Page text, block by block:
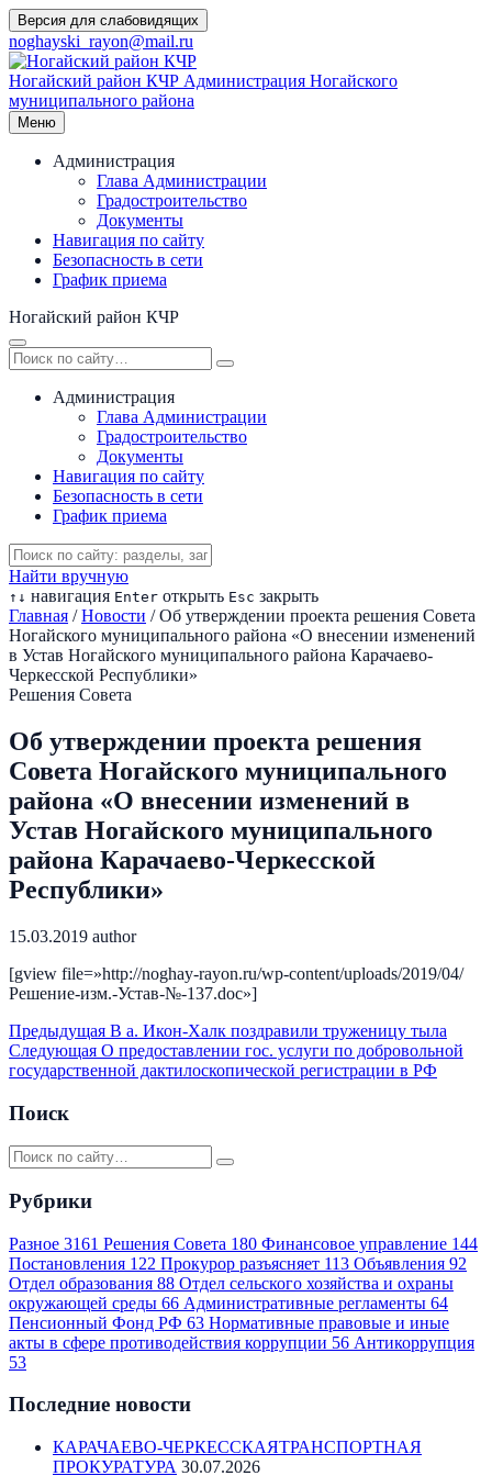
Перейти
к
содержимому
Версия для слабовидящих
noghayski_rayon@mail.ru
Ногайский район КЧР Администрация Ногайского
муниципального района
Меню
Администрация
Глава Администрации
Градостроительство
Документы
Навигация по сайту
Безопасность в сети
График приема
Ногайский район КЧР
Администрация
Глава Администрации
Градостроительство
Документы
Навигация по сайту
Безопасность в сети
График приема
Найти вручную
↑ ↓ навигация Enter открыть Esc закрыть
Главная / Новости / Об утверждении проекта решения Совета
Ногайского муниципального района «О внесении изменений
в Устав Ногайского муниципального района Карачаево-
Черкесской Республики»
Решения Совета
Об утверждении проекта решения
Совета Ногайского муниципального
района «О внесении изменений в
Устав Ногайского муниципального
района Карачаево-Черкесской
Республики»
15.03.2019 author
[gview file=»http://noghay-rayon.ru/wp-content/uploads/2019/04/
Решение-изм.-Устав-№-137.doc»]
Предыдущая В а. Икон-Халк поздравили труженицу тыла
Следующая О предоставлении гос. услуги по добровольной
государственной дактилоскопической регистрации в РФ
Поиск
Рубрики
Разное 3161 Решения Совета 180 Финансовое управление 144
Постановления 122 Прокурор разъясняет 113 Объявления 92
Отдел образования 88 Отдел сельского хозяйства и охраны
окружающей среды 66 Административные регламенты 64
Пенсионный Фонд РФ 63 Нормативные правовые и иные
акты в сфере противодействия коррупции 56 Антикоррупция
53
Последние новости
КАРАЧАЕВО-ЧЕРКЕССКАЯТРАНСПОРТНАЯ
ПРОКУРАТУРА 30.07.2026